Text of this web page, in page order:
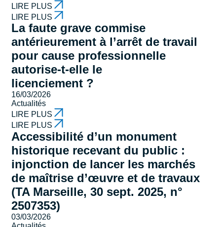
LIRE PLUS
LIRE PLUS
La faute grave commise
antérieurement à l’arrêt de travail
pour cause professionnelle
autorise-t-elle le
licenciement ?
16/03/2026
Actualités
LIRE PLUS
LIRE PLUS
Accessibilité d’un monument
historique recevant du public :
injonction de lancer les marchés
de maîtrise d’œuvre et de travaux
(TA Marseille, 30 sept. 2025, n°
2507353)
03/03/2026